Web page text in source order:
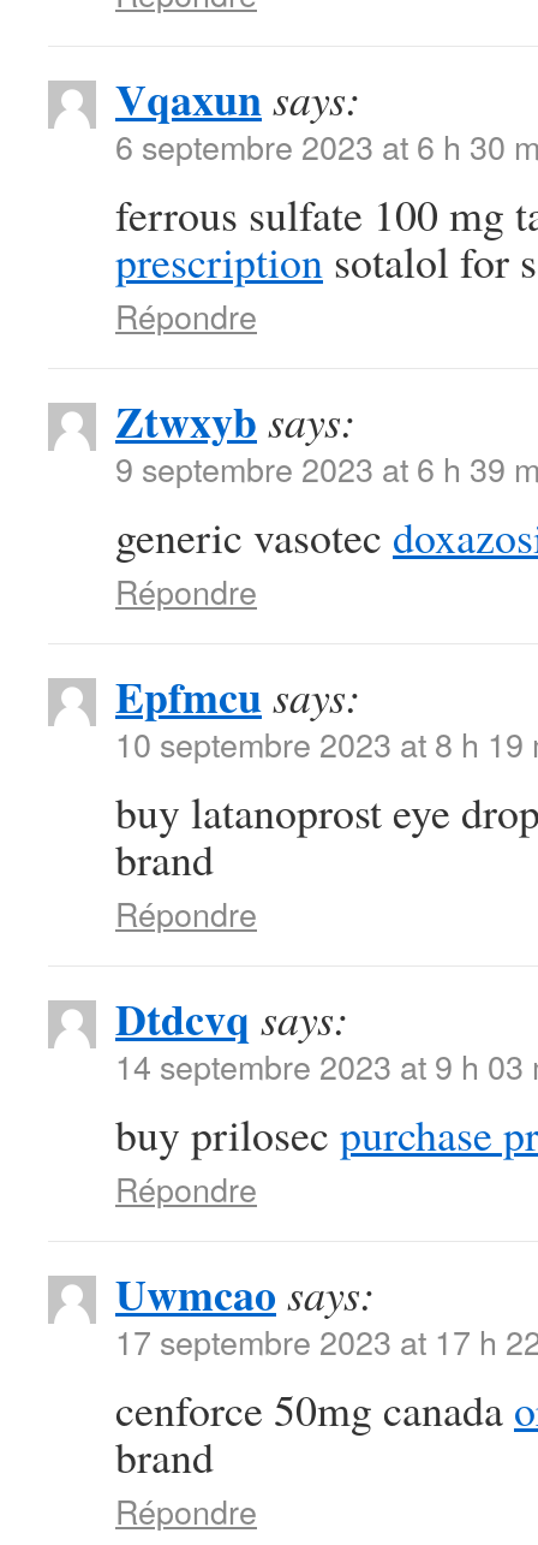
Vqaxunsays:
6 septembre 2023 at 6 h 30
ferrous sulfate 100 mg
prescription sotalol for
Répondre
Ztwxyb says:
9 septembre 2023 at 6 h 39
generic vasotec
Répondre
Epfmcusays:
10 septembre 2023 at 8 h 19
buy latanoprost eye
brand
Répondre
Dtdcvq says:
14 septembre 2023 at 9 h 03
buy prilosec purchase
Répondre
Uwmcao says:
17 septembre 2023 at 17 h
cenforce 50mg canada
brand
Répondre